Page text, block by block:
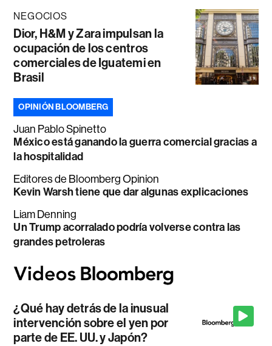
NEGOCIOS
Dior, H&M y Zara impulsan la
ocupación de los centros
comerciales de Iguatemi en
Brasil
OPINIÓN BLOOMBERG
Juan Pablo Spinetto
México está ganando la guerra comercial gracias a
la hospitalidad
Editores de Bloomberg Opinion
Kevin Warsh tiene que dar algunas explicaciones
Liam Denning
Un Trump acorralado podría volverse contra las
grandes petroleras
¿Qué hay detrás de la inusual
intervención sobre el yen por
parte de EE. UU. y Japón?